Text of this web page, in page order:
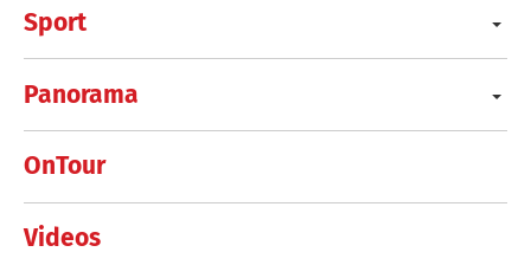
Sport
Panorama
OnTour
Videos